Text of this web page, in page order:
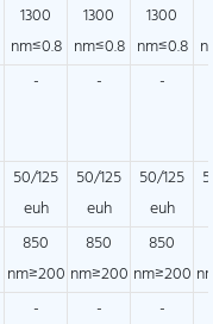
1300
nm≤0.8
1300
nm≤0.8
1300
nm≤0.8
- - -
50/125
euh
50/125
euh
50/125
euh
850
nm≥200
850
nm≥200
850
nm≥200
- - -